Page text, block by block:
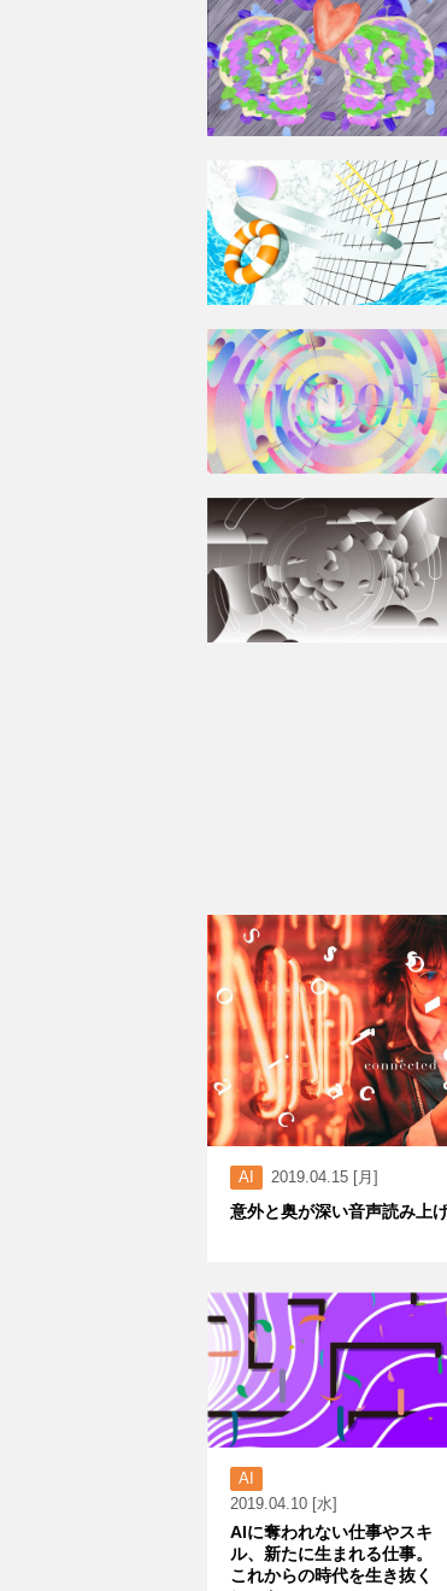
AI 2019.04.15 [月]
意外と奥が深い音声読み上
AI
2019.04.10 [水]
AIに奪われない仕事やスキ
ル、新たに生まれる仕事。
これからの時代を生き抜く